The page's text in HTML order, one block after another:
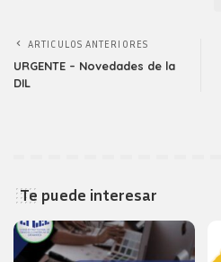
ARTICULOS ANTERIORES
URGENTE – Novedades de la
DIL
Te puede interesar